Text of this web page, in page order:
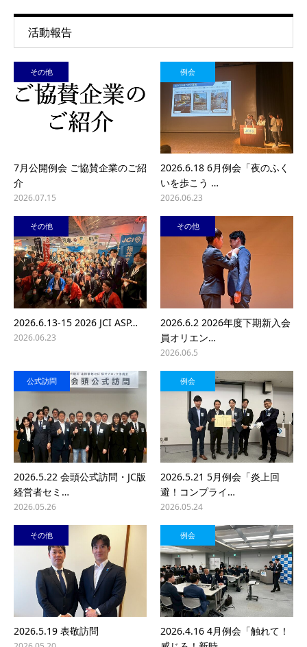
活動報告
その他
7月公開例会 ご協賛企業のご紹
介
2026.07.15
例会
2026.6.18 6月例会「夜のふく
いを歩こう …
2026.06.23
その他
2026.6.13-15 2026 JCI ASP…
2026.06.23
その他
2026.6.2 2026年度下期新入会
員オリエン…
2026.06.5
公式訪問
2026.5.22 会頭公式訪問・JC版
経営者セミ…
2026.05.26
例会
2026.5.21 5月例会「炎上回
避！コンプライ…
2026.05.24
その他
2026.5.19 表敬訪問
例会
2026.4.16 4月例会「触れて！